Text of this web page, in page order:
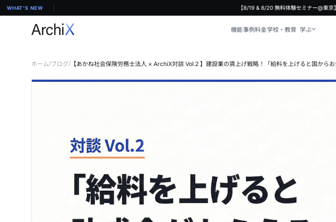
WHAT'S NEW 【8/19 & 8/20 無料体験セミナー@東京】対
機能事例料金学校・教育 学ぶ
ホーム/ブログ/ 【あかね社会保険労務士法人 × ArchiX対談 Vol.2 】建設業の賃上げ戦略！「給料を上げると国から